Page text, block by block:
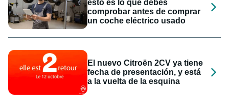
esto es lo que debes
comprobar antes de comprar
un coche eléctrico usado
El nuevo Citroën 2CV ya tiene
fecha de presentación, y está
a la vuelta de la esquina